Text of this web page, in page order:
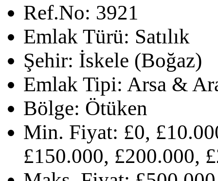
Ref.No: 3921
Emlak Türü: Satılık
Şehir: İskele (Boğaz)
Emlak Tipi: Arsa &
Bölge: Ötüken
Min. Fiyat: £0,
£150.000, £200.000,